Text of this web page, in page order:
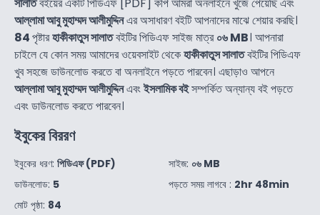
সালাতবইয়ের একটি পিডিএফ [PDF] কপি আমরা অনলাইনে খুজে পেয়েছি এবং
আল্লামা আবু মুহাম্মদ আলীমুদ্দিনএর অসাধারণ বইটি আপনাদের মাঝে শেয়ার করছি।
84পৃষ্টারহাকীকাতুস সালাতবইটির পিডিএফ সাইজ মাত্র০৬ MB। আপনারা
চাইলে যে কোন সময় আমাদের ওয়েবসাইট থেকেহাকীকাতুস সালাতবইটির পিডিএফ
খুব সহজে ডাউনলোড করতে বা অনলাইনে পড়তে পারবেন। এছাড়াও আপনে
আল্লামা আবু মুহাম্মদ আলীমুদ্দিনএবংইসলামিক বইসম্পর্কিত অন্যান্য বই পড়তে
এবং ডাউনলোড করতে পারবেন।
ইবুকের বিররণ
ইবুকের ধরণ: পিডিএফ (PDF)
ডাউনলোড: 5
মোট পৃষ্ঠা: 84
সাইজ: ০৬ MB
পড়তে সময় লাগবে : 2hr 48min